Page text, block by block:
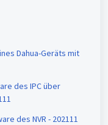
Dahua-Geräts mit
des IPC über
des NVR - 202111